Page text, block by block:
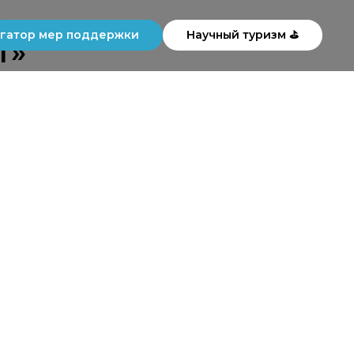
мер поддержки Научный туризм ⛳